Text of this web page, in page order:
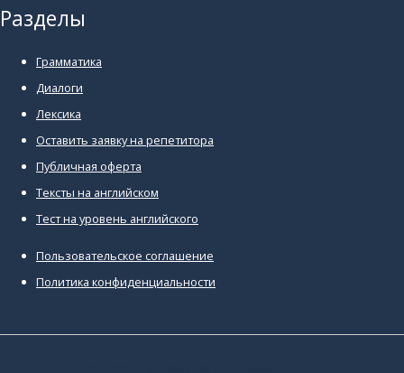
Разделы
Грамматика
Диалоги
Лексика
Оставить заявку на репетитора
Публичная оферта
Тексты на английском
Тест на уровень английского
Пользовательское соглашение
Политика конфиденциальности